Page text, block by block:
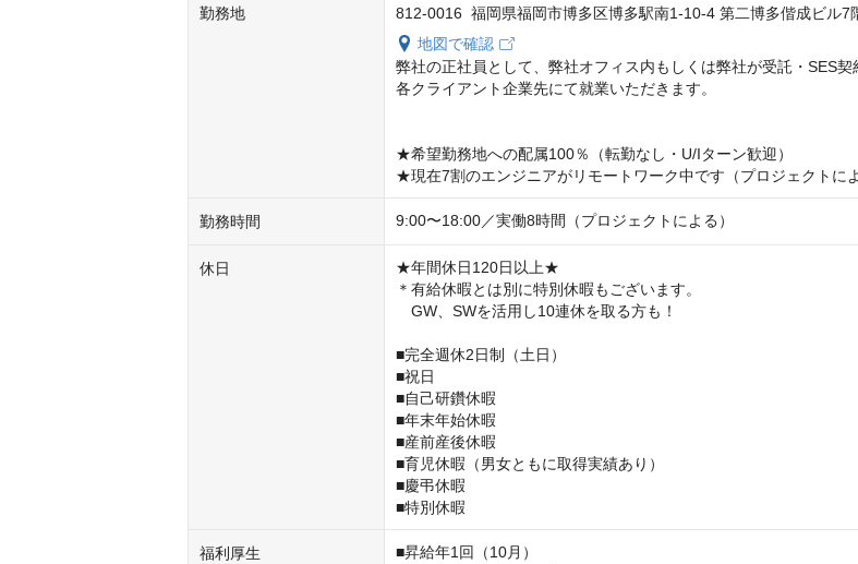
勤務地
812-0016 福岡県福岡市博多区博多駅南1-10-4 第二博多偕成ビル7
地図で確認
弊社の正社員として、弊社オフィス内もしくは弊社が受託・SES契
各クライアント企業先にて就業いただきます。
★希望勤務地への配属100％（転勤なし・U/Iターン歓迎）
★現在7割のエンジニアがリモートワーク中です（プロジェクトによ
勤務時間 9:00〜18:00／実働8時間（プロジェクトによる）
休日
★年間休日120日以上★
＊有給休暇とは別に特別休暇もございます。
GW、SWを活用し10連休を取る方も！
■完全週休2日制（土日）
■祝日
■自己研鑽休暇
■年末年始休暇
■産前産後休暇
■育児休暇（男女ともに取得実績あり）
■慶弔休暇
■特別休暇
福利厚生
■昇給年1回（10月）